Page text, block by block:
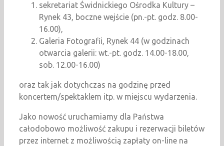
sekretariat Świdnickiego Ośrodka Kultury –
Rynek 43, boczne wejście (pn.-pt. godz. 8.00-
16.00),
Galeria Fotografii, Rynek 44 (w godzinach
otwarcia galerii: wt.-pt. godz. 14.00-18.00,
sob. 12.00-16.00)
oraz tak jak dotychczas na godzinę przed
koncertem/spektaklem itp. w miejscu wydarzenia.
Jako nowość uruchamiamy dla Państwa
całodobowo możliwość zakupu i rezerwacji biletów
przez internet z możliwością zapłaty on-line na